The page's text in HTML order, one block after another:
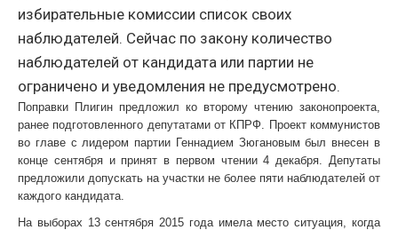
избирательные комиссии список своих
наблюдателей. Сейчас по закону количество
наблюдателей от кандидата или партии не
ограничено и уведомления не предусмотрено.
Поправки Плигин предложил ко второму чтению законопроекта,
ранее подготовленного депутатами от КПРФ. Проект коммунистов
во главе с лидером партии Геннадием Зюгановым был внесен в
конце сентября и принят в первом чтении 4 декабря. Депутаты
предложили допускать на участки не более пяти наблюдателей от
каждого кандидата.
На выборах 13 сентября 2015 года имела место ситуация, когда